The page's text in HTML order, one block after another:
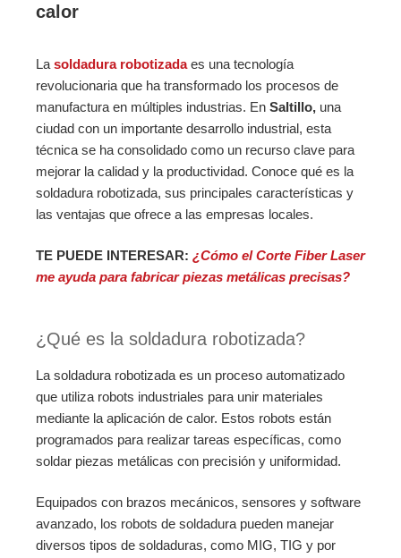
calor
La soldadura robotizadaes una tecnología
revolucionaria que ha transformado los procesos de
manufactura en múltiples industrias. En Saltillo, una
ciudad con un importante desarrollo industrial, esta
técnica se ha consolidado como un recurso clave para
mejorar la calidad y la productividad. Conoce qué es la
soldadura robotizada, sus principales características y
las ventajas que ofrece a las empresas locales.
TE PUEDE INTERESAR: ¿Cómo el Corte Fiber Laser
me ayuda para fabricar piezas metálicas precisas?
¿Qué es la soldadura robotizada?
La soldadura robotizada es un proceso automatizado
que utiliza robots industriales para unir materiales
mediante la aplicación de calor. Estos robots están
programados para realizar tareas específicas, como
soldar piezas metálicas con precisión y uniformidad.
Equipados con brazos mecánicos, sensores y software
avanzado, los robots de soldadura pueden manejar
diversos tipos de soldaduras, como MIG, TIG y por